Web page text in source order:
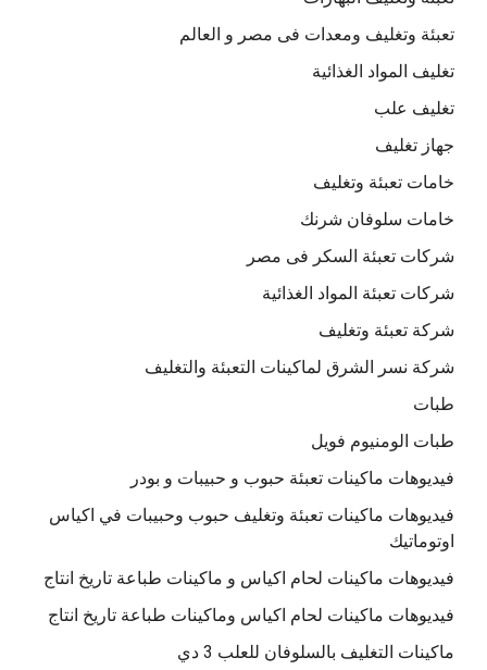
تعبئة وتغليف ومعدات فى مصر و العالم
تغليف المواد الغذائية
تغليف علب
جهاز تغليف
خامات تعبئة وتغليف
خامات سلوفان شرنك
شركات تعبئة السكر فى مصر
شركات تعبئة المواد الغذائية
شركة تعبئة وتغليف
شركة نسر الشرق لماكينات التعبئة والتغليف
طبات
طبات الومنيوم فويل
فيديوهات ماكينات تعبئة حبوب و حبيبات و بودر
فيديوهات ماكينات تعبئة وتغليف حبوب وحبيبات في اكياس
اوتوماتيك
فيديوهات ماكينات لحام اكياس و ماكينات طباعة تاريخ انتاج
فيديوهات ماكينات لحام اكياس وماكينات طباعة تاريخ انتاج
ماكينات التغليف بالسلوفان للعلب 3 دي